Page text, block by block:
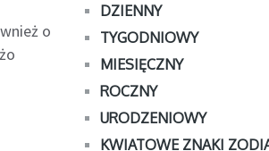
o
DZIENNY
TYGODNIOWY
MIESIĘCZNY
ROCZNY
URODZENIOWY
KWIATOWE ZNAKI